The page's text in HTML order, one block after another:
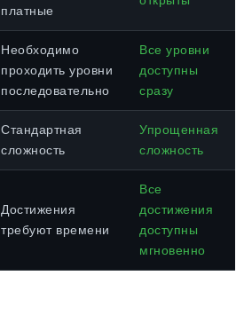
платные
Необходимо
проходить уровни
последовательно
Все уровни
доступны
сразу
Стандартная
сложность
Упрощенная
сложность
Достижения
требуют времени
Все
достижения
доступны
мгновенно